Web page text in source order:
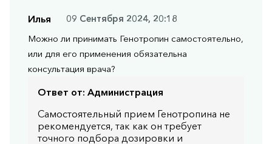
Илья
09 Сентября 2024, 20:18
Можно ли принимать Генотропин самостоятельно,
или для его применения обязательна
консультация врача?
Ответ от: Администрация
Самостоятельный прием Генотропина не
рекомендуется, так как он требует
точного подбора дозировки и